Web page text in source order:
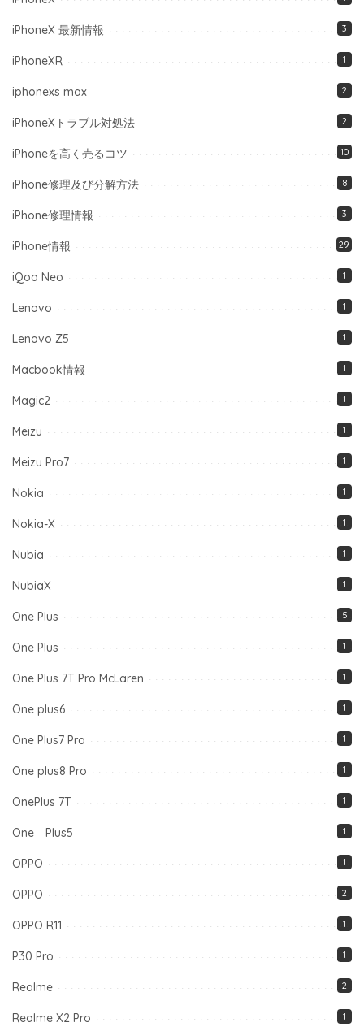
iPhoneX 最新情報 3
iPhoneXR 1
iphonexs max 2
iPhoneXトラブル対処法 2
iPhoneを高く売るコツ 10
iPhone修理及び分解方法 8
iPhone修理情報 3
iPhone情報 29
iQoo Neo 1
Lenovo 1
Lenovo Z5 1
Macbook情報 1
Magic2 1
Meizu 1
Meizu Pro7 1
Nokia 1
Nokia-X 1
Nubia 1
NubiaX 1
One Plus 5
One Plus 1
One Plus 7T Pro McLaren 1
One plus6 1
One Plus7 Pro 1
One plus8 Pro 1
OnePlus 7T 1
One Plus5 1
OPPO 1
OPPO 2
OPPO R11 1
P30 Pro 1
Realme 2
Realme X2 Pro 1